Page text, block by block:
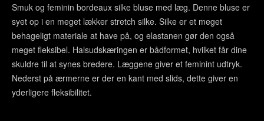
Smuk og feminin bordeaux silke bluse med læg. Denne bluse er
syet op i en meget lækker stretch silke. Silke er et meget
behageligt materiale at have på, og elastanen gør den også
meget fleksibel. Halsudskæringen er bådformet, hvilket får dine
skuldre til at synes bredere. Læggene giver et feminint udtryk.
Nederst på ærmerne er der en kant med slids, dette giver en
yderligere fleksibilitet.